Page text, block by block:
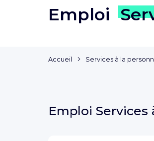
Emploi
Accueil Services à la
Emploi Services